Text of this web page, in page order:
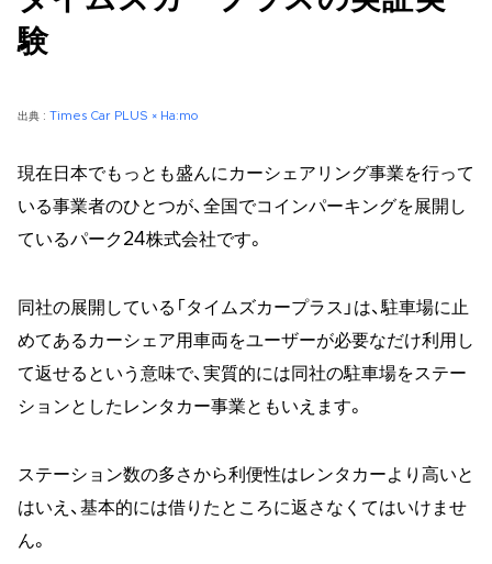
験
出典 : Times Car PLUS × Ha:mo
現在日本でもっとも盛んにカーシェアリング事業を行って
いる事業者のひとつが、全国でコインパーキングを展開し
ているパーク24株式会社です。
同社の展開している「タイムズカープラス」は、駐車場に止
めてあるカーシェア用車両をユーザーが必要なだけ利用し
て返せるという意味で、実質的には同社の駐車場をステー
ションとしたレンタカー事業ともいえます。
ステーション数の多さから利便性はレンタカーより高いと
はいえ、基本的には借りたところに返さなくてはいけませ
ん。